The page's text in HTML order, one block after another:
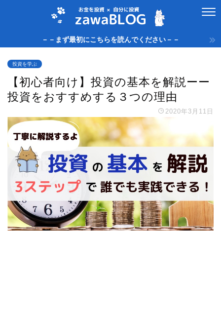
－－まず最初にこちらを読んでください－－
投資を学ぶ
【初心者向け】投資の基本を解説ーー
投資をおすすめする３つの理由
2020年3月11日